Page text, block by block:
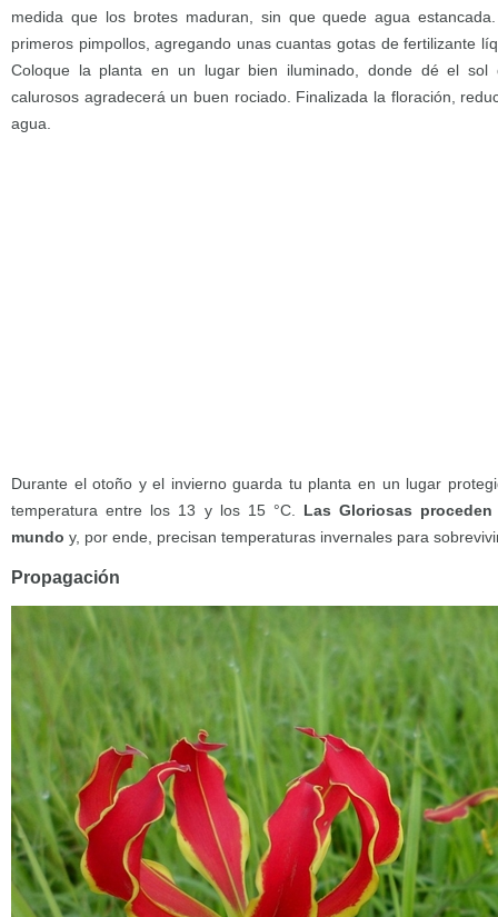
medida que los brotes maduran, sin que quede agua
primeros pimpollos, agregando unas cuantas gotas de fertilizante
Coloque la planta en un lugar bien iluminado, donde dé el sol
calurosos agradecerá un buen rociado. Finalizada la floración,
agua.
Durante el otoño y el invierno guarda tu planta en un lugar
temperatura entre los 13 y los 15 °C. Las Gloriosas
mundo y, por ende, precisan temperaturas invernales para
Propagación